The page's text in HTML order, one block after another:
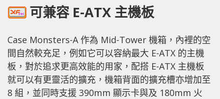
可兼容 E-ATX 主機板
Case Monsters-A 作為 Mid-Tower 機箱，內裡的空
間自然較充足，例如它可以容納最大 E-ATX 的主機
板，對於追求更高效能的用家，配搭 E-ATX 主機板
就可以有更靈活的擴充，機箱背面的擴充槽亦增加至
8 組，並同時支援 390mm 顯示卡與及 180mm 火